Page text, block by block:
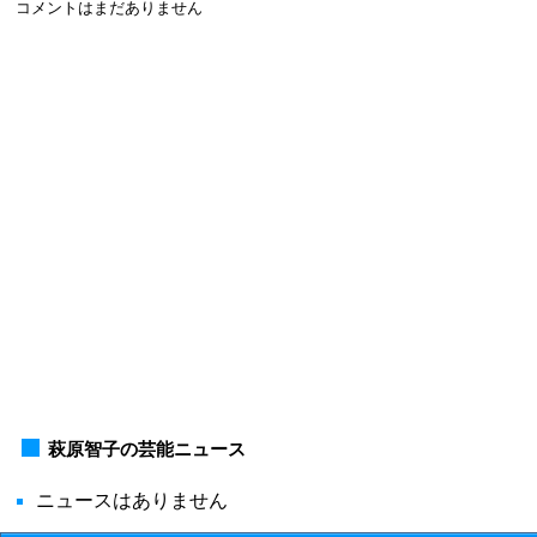
コメントはまだありません
萩原智子の芸能ニュース
ニュースはありません